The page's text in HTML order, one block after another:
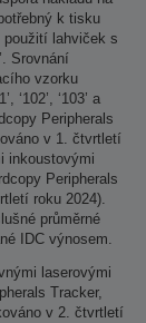
k tisku
použití lahviček s
Srovnání
vzorku
‘102’, ‘103’ a
Peripherals
v 1. čtvrtletí
inkoustovými
Peripherals
roku 2024).
průměrné
IDC výnosem.
laserovými
Tracker,
v 2. čtvrtletí